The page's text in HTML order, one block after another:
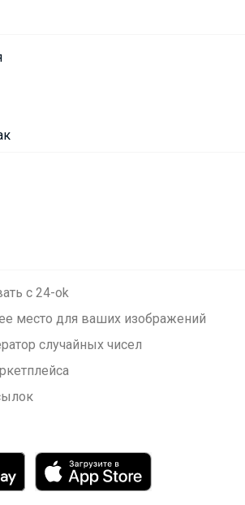
с 24-ok
место для ваших изображений
случайных чисел